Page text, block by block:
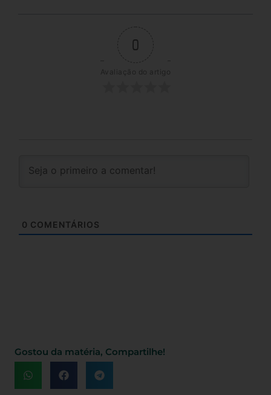
0
Avaliação do artigo
0 COMENTÁRIOS
Gostou da matéria, Compartilhe!